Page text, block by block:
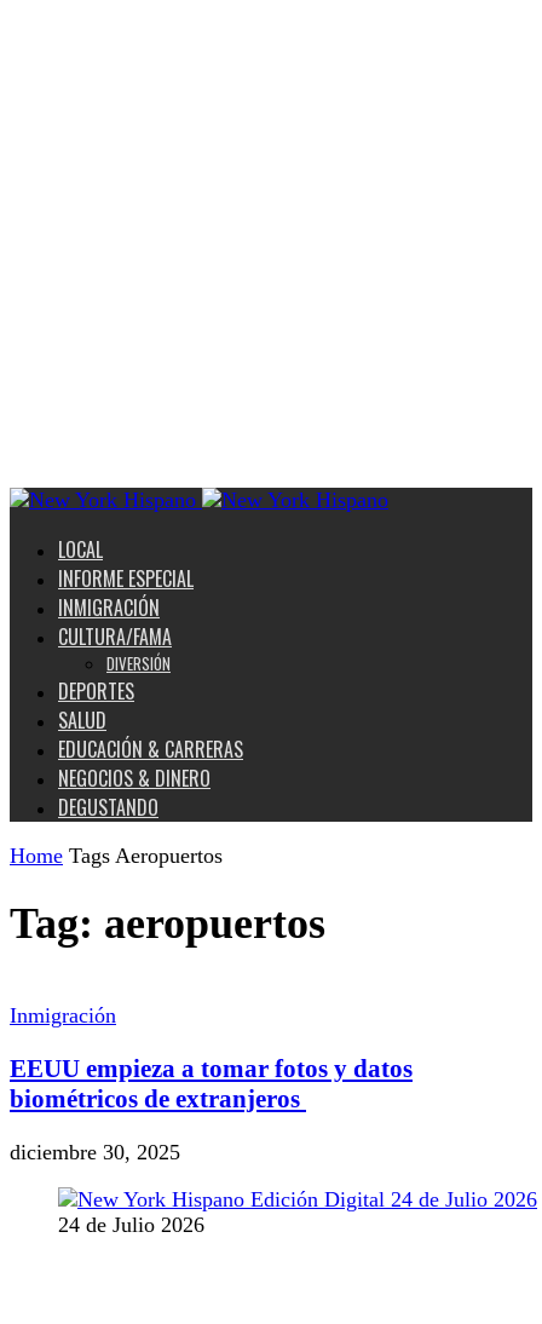
LOCAL
INFORME ESPECIAL
INMIGRACIÓN
CULTURA/FAMA
DIVERSIÓN
DEPORTES
SALUD
EDUCACIÓN & CARRERAS
NEGOCIOS & DINERO
DEGUSTANDO
Home Tags Aeropuertos
Tag: aeropuertos
Inmigración
EEUU empieza a tomar fotos y datos
biométricos de extranjeros
diciembre 30, 2025
24 de Julio 2026